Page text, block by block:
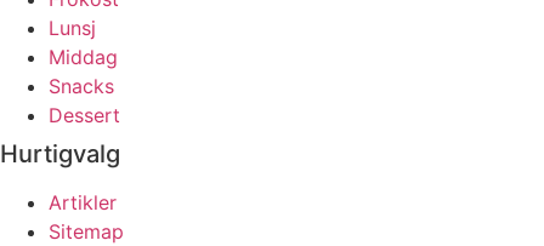
Lunsj
Middag
Snacks
Dessert
Hurtigvalg
Artikler
Sitemap